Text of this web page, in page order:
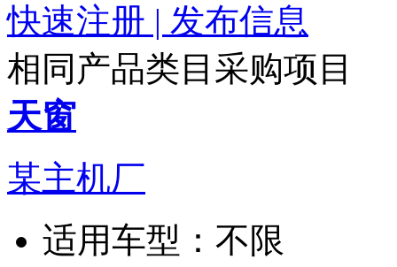
快速注册 | 发布信息
相同产品类目采购项目
天窗
某主机厂
适用车型： 不限